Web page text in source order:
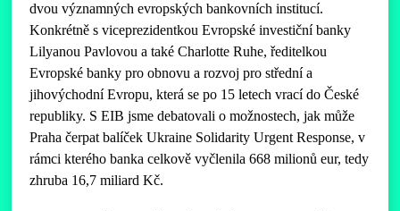
dvou významných evropských bankovních institucí.
Konkrétně s viceprezidentkou Evropské investiční banky
Lilyanou Pavlovou a také Charlotte Ruhe, ředitelkou
Evropské banky pro obnovu a rozvoj pro střední a
jihovýchodní Evropu, která se po 15 letech vrací do České
republiky. S EIB jsme debatovali o možnostech, jak může
Praha čerpat balíček Ukraine Solidarity Urgent Response, v
rámci kterého banka celkově vyčlenila 668 milionů eur, tedy
zhruba 16,7 miliard Kč.